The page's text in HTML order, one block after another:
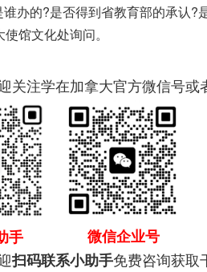
的?是否得到省教育部的承认?
馆文化处询问。
关注学在加拿大官方微信号或
手
微信企业号
扫码联系小助手免费咨询获取